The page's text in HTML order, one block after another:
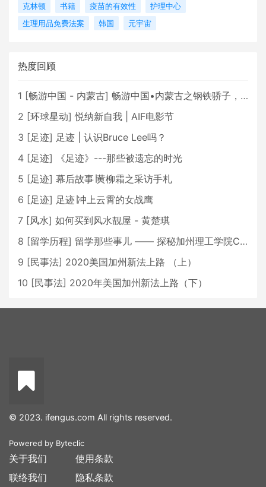
克林顿
书籍 疫苗的有效性
护理中心
生理用品免费法案
韩国 元宇宙
热度回顾
1 [畅游中国 - 内蒙古] 畅游中国•内蒙古之钢铁骄子，魅力包头
2 [环球星动] 悦纳新自我 | AIF电影节
3 [足迹] 足迹 | 认识Bruce Lee吗？
4 [足迹]
《足迹》---那些被遗忘的时光
5 [足迹] 幕后故事∣黄柳霜之采访手札
6 [足迹] 足迹∣冲上云霄的女战鹰
7 [风水] 如何买到风水靓屋 - 黄楚琪
8 [留学历程] 留学那些事儿 —— 探秘加州理工学院Caltech博士生活 [上集]
9 [民事法] 2020美国加州新法上路 （上）
10 [民事法] 2020年美国加州新法上路（下）
© 2023. ifengus.com All rights reserved.
Powered by Byteclic
关于我们
联络我们
使用条款
隐私条款